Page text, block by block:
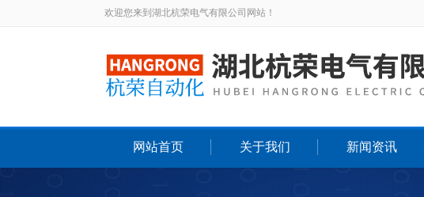
欢迎您来到湖北杭荣电气有限公司网站！
网站首页 关于我们 新闻资讯